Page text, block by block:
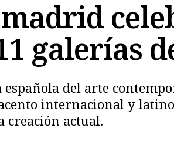
galerías
del arte
internacional y
creación actual.